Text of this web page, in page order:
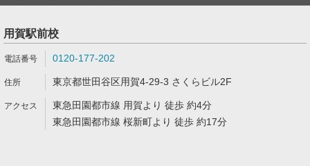
用賀駅前校
0120-177-202
東京都世田谷区用賀4-29-3 さくらビル2F
東急田園都市線 用賀より 徒歩 約4分
東急田園都市線 桜新町より 徒歩 約17分